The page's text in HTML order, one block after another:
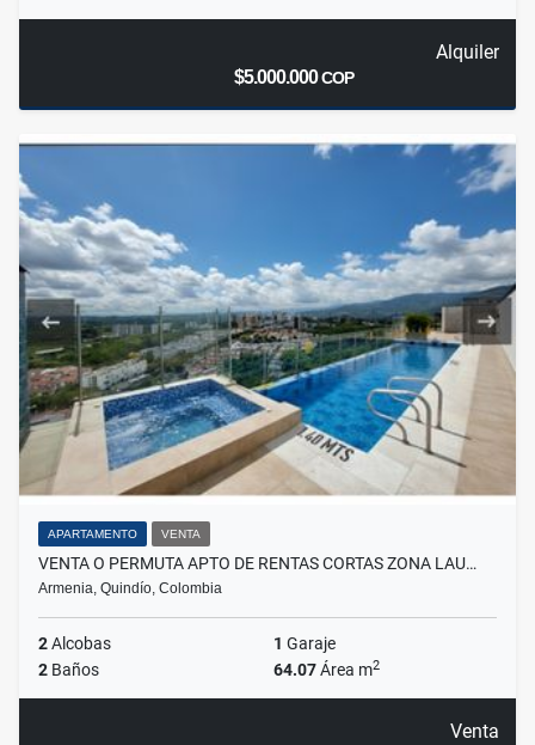
Alquiler
$5.000.000COP
APARTAMENTO VENTA
VENTA O PERMUTA APTO DE RENTAS CORTAS ZONA LAU…
Armenia, Quindío, Colombia
2Alcobas 1 Garaje
2 Baños 64.07Área m2
Venta